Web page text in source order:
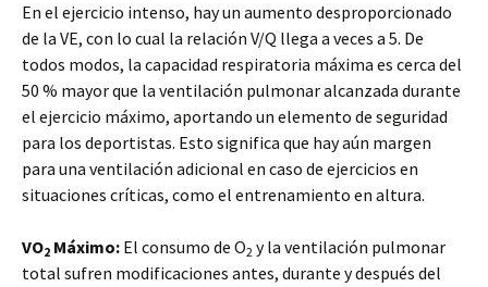
En el ejercicio intenso, hay un aumento desproporcionado
de la VE, con lo cual la relación V/Q llega a veces a 5. De
todos modos, la capacidad respiratoria máxima es cerca del
50 % mayor que la ventilación pulmonar alcanzada durante
el ejercicio máximo, aportando un elemento de seguridad
para los deportistas. Esto significa que hay aún margen
para una ventilación adicional en caso de ejercicios en
situaciones críticas, como el entrenamiento en altura.
VO2 Máximo: El consumo de O2 y la ventilación pulmonar
total sufren modificaciones antes, durante y después del